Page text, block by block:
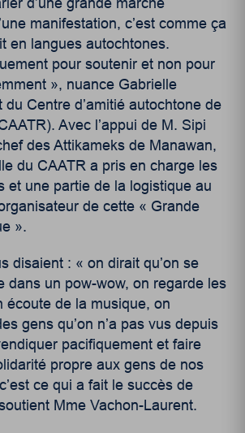
d’une grande marche
manifestation, c’est comme ça
en langues autochtones.
pour soutenir et non pour
», nuance Gabrielle
du Centre d’amitié autochtone de
Avec l’appui de M. Sipi
des Attikameks de Manawan,
du CAATR a pris en charge les
et une partie de la logistique au
de cette « Grande
».
disaient : « on dirait qu’on se
dans un pow-wow, on regarde les
écoute de la musique, on
gens qu’on n’a pas vus depuis
pacifiquement et faire
propre aux gens de nos
ce qui a fait le succès de
Mme Vachon-Laurent.